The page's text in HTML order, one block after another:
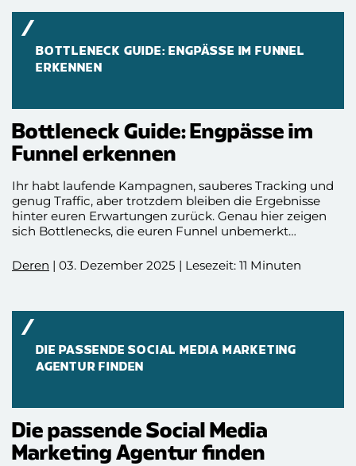
BOTTLENECK GUIDE: ENGPÄSSE IM FUNNEL
ERKENNEN
Bottleneck Guide: Engpässe im
Funnel erkennen
Ihr habt laufende Kampagnen, sauberes Tracking und
genug Traffic, aber trotzdem bleiben die Ergebnisse
hinter euren Erwartungen zurück. Genau hier zeigen
sich Bottlenecks, die euren Funnel unbemerkt
Engpässe erkennt, sauber analysiert und gezielt behebt.
Wir führen euch durch die wichtigsten Funnel Stufen
Deren | 03. Dezember 2025 | Lesezeit: 11 Minuten
DIE PASSENDE SOCIAL MEDIA MARKETING
AGENTUR FINDEN
Die passende Social Media
Marketing Agentur finden